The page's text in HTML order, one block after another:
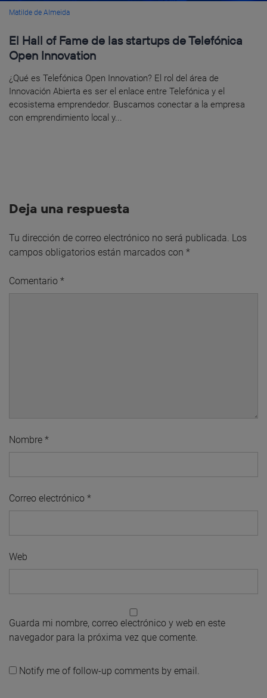
Matilde de Almeida
El Hall of Fame de las startups de Telefónica
Open Innovation
¿Qué es Telefónica Open Innovation? El rol del área de
Innovación Abierta es ser el enlace entre Telefónica y el
ecosistema emprendedor. Buscamos conectar a la empresa
con emprendimiento local y...
Deja una respuesta
Tu dirección de correo electrónico no será publicada. Los
campos obligatorios están marcados con *
Comentario *
Nombre *
Correo electrónico *
Web
Guarda mi nombre, correo electrónico y web en este
navegador para la próxima vez que comente.
Notify me of follow-up comments by email.